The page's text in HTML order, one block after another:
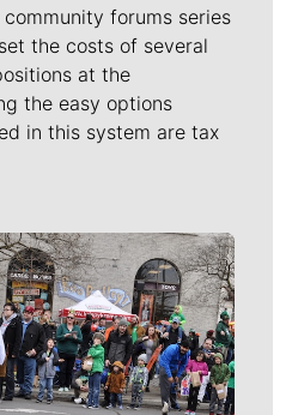
forums series
the costs of several
at the
the easy options
in this system are tax